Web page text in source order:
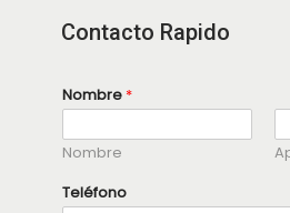
Contacto Rapido
Nombre *
Nombre
Teléfono